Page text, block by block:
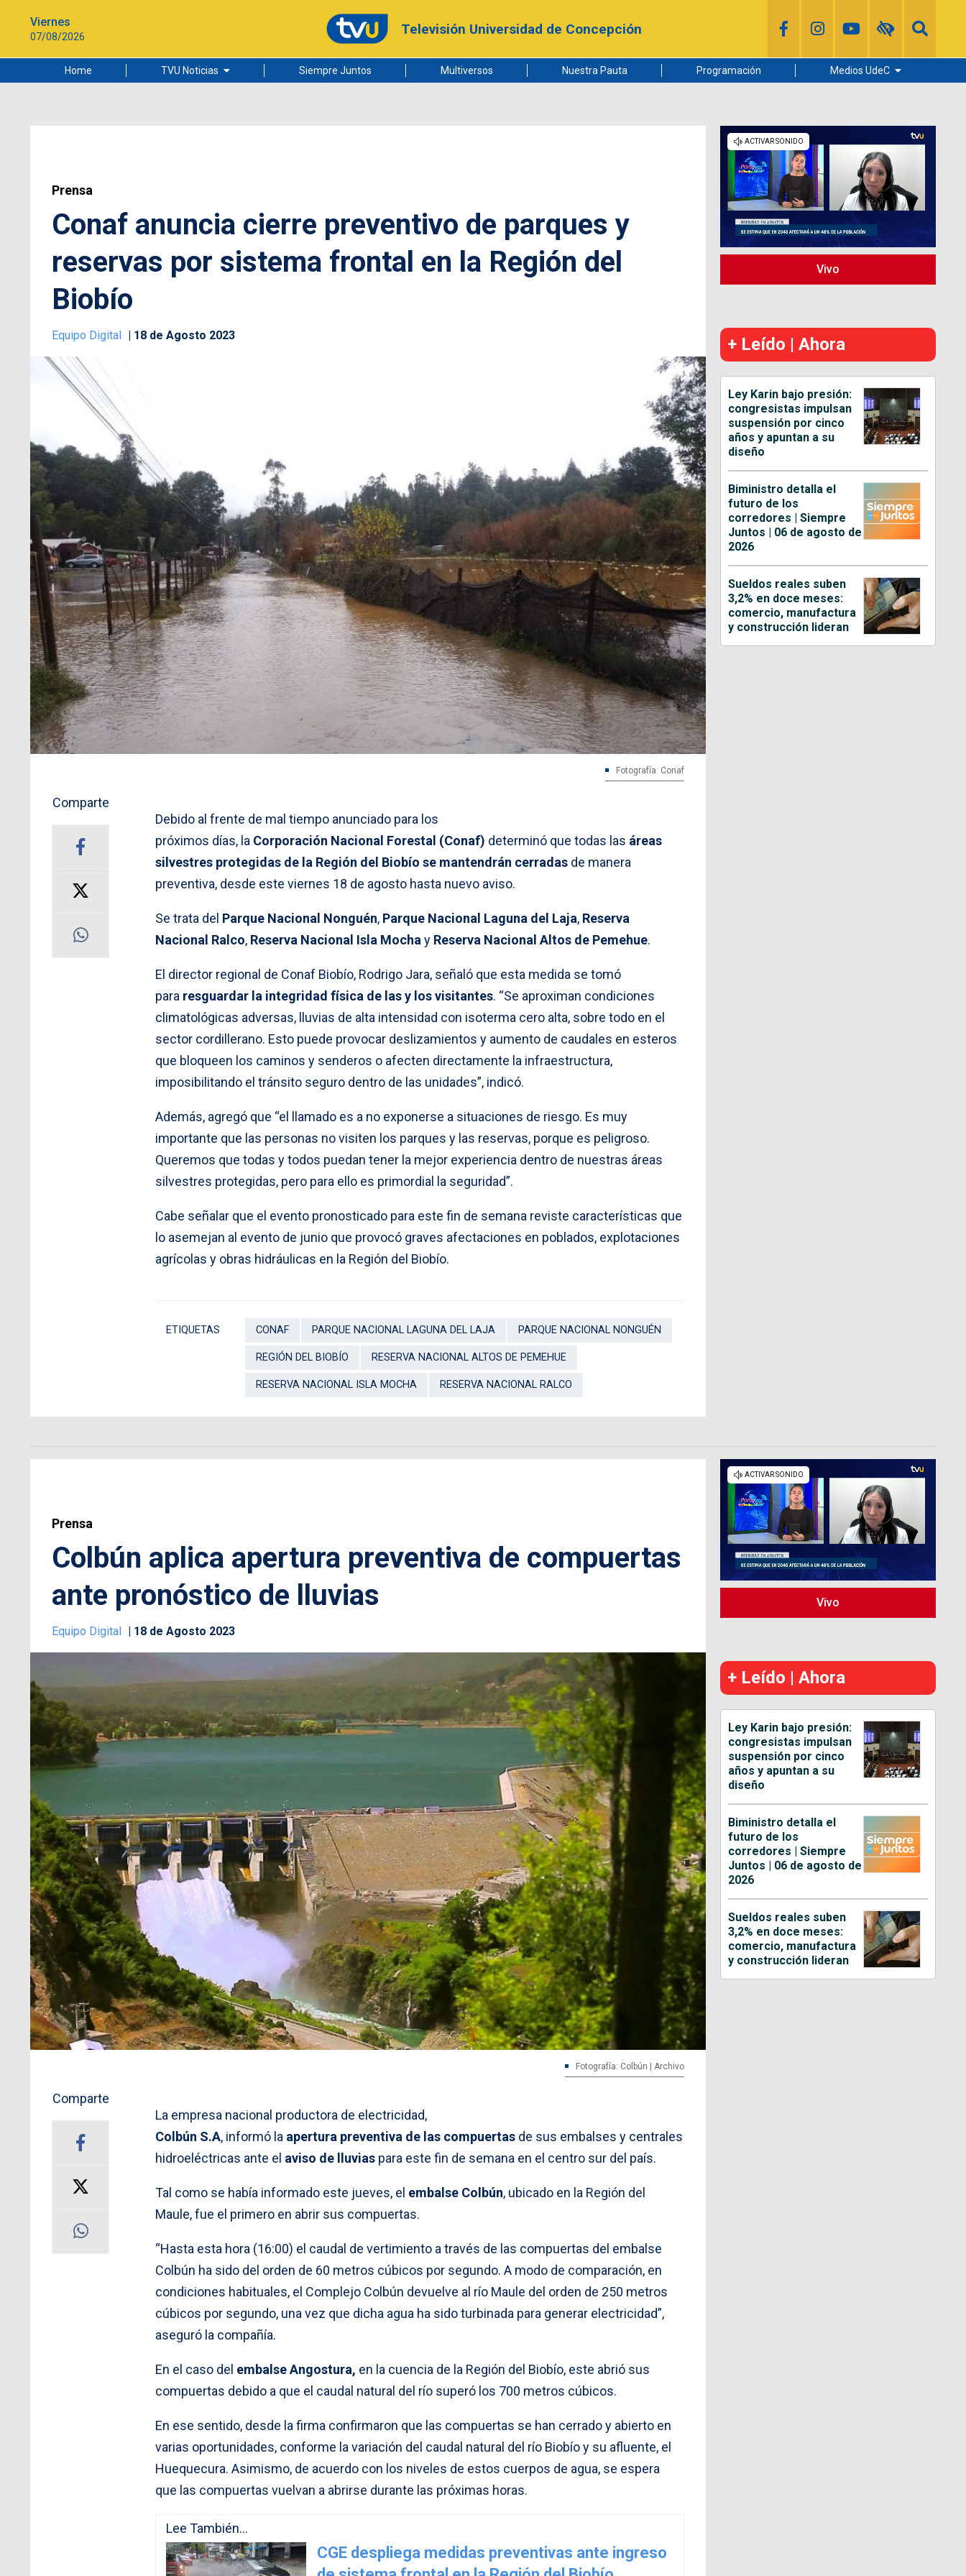
Viernes
07/08/2026 Televisión Universidad de Concepción
Home TVU Noticias
Ciudad
Siempre Juntos Multiversos Nuestra Pauta Programación Medios UdeC
Radio UdeC
Noticias UdeC
La Discusión
Prensa
Conaf anuncia cierre preventivo de parques y
reservas por sistema frontal en la Región del
Biobío
Equipo Digital 18 de Agosto 2023
Fotografía: Conaf
Comparte
Debido al frente de mal tiempo anunciado para los
próximos días, la Corporación Nacional Forestal (Conaf) determinó que todas las áreas
silvestres protegidas de la Región del Biobío se mantendrán cerradas de manera
preventiva, desde este viernes 18 de agosto hasta nuevo aviso.
Se trata del Parque Nacional Nonguén, Parque Nacional Laguna del Laja, Reserva
Nacional Ralco, Reserva Nacional Isla Mocha y Reserva Nacional Altos de Pemehue.
El director regional de Conaf Biobío, Rodrigo Jara, señaló que esta medida se tomó
para resguardar la integridad física de las y los visitantes. “Se aproximan condiciones
climatológicas adversas, lluvias de alta intensidad con isoterma cero alta, sobre todo en el
sector cordillerano. Esto puede provocar deslizamientos y aumento de caudales en esteros
que bloqueen los caminos y senderos o afecten directamente la infraestructura,
imposibilitando el tránsito seguro dentro de las unidades”, indicó.
Además, agregó que “el llamado es a no exponerse a situaciones de riesgo. Es muy
importante que las personas no visiten los parques y las reservas, porque es peligroso.
Queremos que todas y todos puedan tener la mejor experiencia dentro de nuestras áreas
silvestres protegidas, pero para ello es primordial la seguridad”.
Cabe señalar que el evento pronosticado para este fin de semana reviste características que
lo asemejan al evento de junio que provocó graves afectaciones en poblados, explotaciones
agrícolas y obras hidráulicas en la Región del Biobío.
ETIQUETAS CONAF PARQUE NACIONAL LAGUNA DEL LAJA PARQUE NACIONAL NONGUÉN
REGIÓN DEL BIOBÍO RESERVA NACIONAL ALTOS DE PEMEHUE
RESERVA NACIONAL ISLA MOCHA RESERVA NACIONAL RALCO
Vivo
+ Leído | Ahora
Ley Karin bajo presión:
congresistas impulsan
suspensión por cinco
años y apuntan a su
diseño
Biministro detalla el
futuro de los
corredores | Siempre
Juntos | 06 de agosto de
2026
Sueldos reales suben
3,2% en doce meses:
comercio, manufactura
y construcción lideran
Prensa
Colbún aplica apertura preventiva de compuertas
ante pronóstico de lluvias
Equipo Digital 18 de Agosto 2023
Fotografía: Colbún | Archivo
Comparte
La empresa nacional productora de electricidad,
Colbún S.A, informó la apertura preventiva de las compuertas de sus embalses y centrales
hidroeléctricas ante el aviso de lluvias para este fin de semana en el centro sur del país.
Tal como se había informado este jueves, el embalse Colbún, ubicado en la Región del
Maule, fue el primero en abrir sus compuertas.
“Hasta esta hora (16:00) el caudal de vertimiento a través de las compuertas del embalse
Colbún ha sido del orden de 60 metros cúbicos por segundo. A modo de comparación, en
condiciones habituales, el Complejo Colbún devuelve al río Maule del orden de 250 metros
cúbicos por segundo, una vez que dicha agua ha sido turbinada para generar electricidad”,
aseguró la compañía.
En el caso del embalse Angostura, en la cuencia de la Región del Biobío, este abrió sus
compuertas debido a que el caudal natural del río superó los 700 metros cúbicos.
En ese sentido, desde la firma confirmaron que las compuertas se han cerrado y abierto en
varias oportunidades, conforme la variación del caudal natural del río Biobío y su afluente, el
Huequecura. Asimismo, de acuerdo con los niveles de estos cuerpos de agua, se espera
que las compuertas vuelvan a abrirse durante las próximas horas.
Lee También...
CGE despliega medidas preventivas ante ingreso
Vivo
+ Leído | Ahora
Ley Karin bajo presión:
congresistas impulsan
suspensión por cinco
años y apuntan a su
diseño
Biministro detalla el
futuro de los
corredores | Siempre
Juntos | 06 de agosto de
2026
Sueldos reales suben
3,2% en doce meses:
comercio, manufactura
y construcción lideran